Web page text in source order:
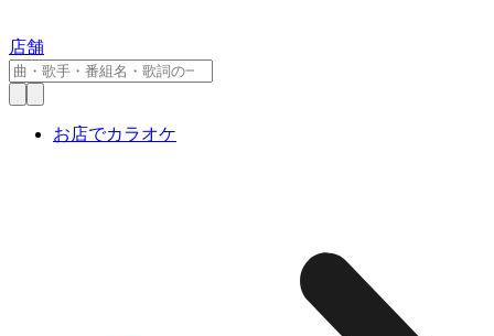
店舗
お店でカラオケ